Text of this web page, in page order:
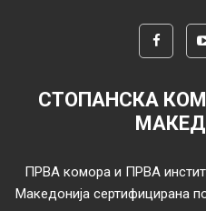
СТОПАНСКА
ПРВА комора и ПРВА
Македонија сертифицирана